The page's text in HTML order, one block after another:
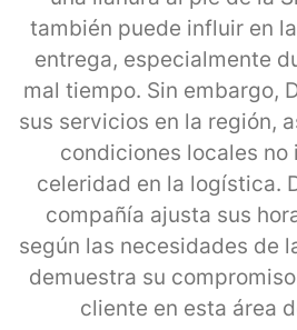
también puede influir en
entrega, especialmente
mal tiempo. Sin embargo,
sus servicios en la región,
condiciones locales no
celeridad en la logística.
compañía ajusta sus
según las necesidades de
demuestra su
cliente en esta área